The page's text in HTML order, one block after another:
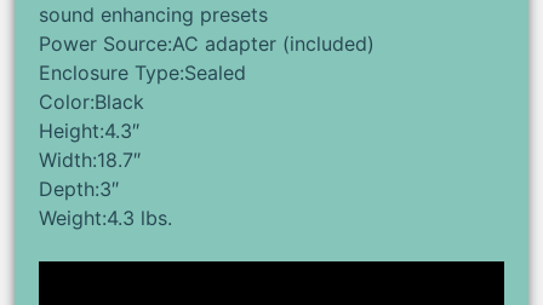
sound enhancing presets
Power Source:AC adapter (included)
Enclosure Type:Sealed
Color:Black
Height:4.3″
Width:18.7″
Depth:3″
Weight:4.3 lbs.